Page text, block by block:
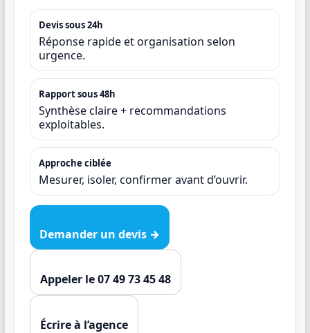
Devis sous 24h
Réponse rapide et organisation selon
urgence.
Rapport sous 48h
Synthèse claire + recommandations
exploitables.
Approche ciblée
Mesurer, isoler, confirmer avant d’ouvrir.
Demander un devis →
Appeler le 07 49 73 45 48
Écrire à l’agence